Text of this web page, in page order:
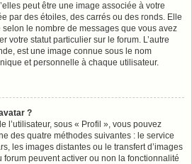
peut être une image associée à votre
par des étoiles, des carrés ou des ronds. Elle
selon le nombre de messages que vous avez
votre statut particulier sur le forum. L’autre
est une image connue sous le nom
et personnelle à chaque utilisateur.
?
l’utilisateur, sous « Profil », vous pouvez
des quatre méthodes suivantes : le service
les images distantes ou le transfert d’images
forum peuvent activer ou non la fonctionnalité